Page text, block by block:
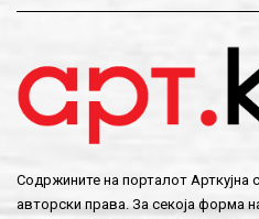
Содржините на порталот Арткујна
авторски права. За секоја форма